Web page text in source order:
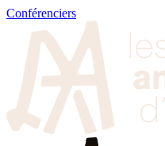
Conférenciers